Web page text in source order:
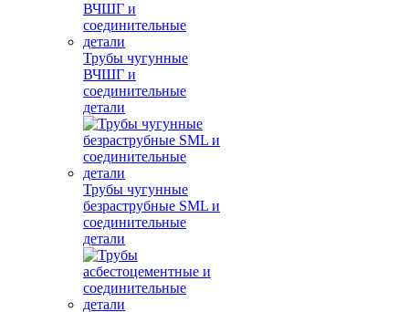
Трубы чугунные
ВЧШГ и
соединительные
детали
Трубы чугунные
безраструбные SML и
соединительные
детали